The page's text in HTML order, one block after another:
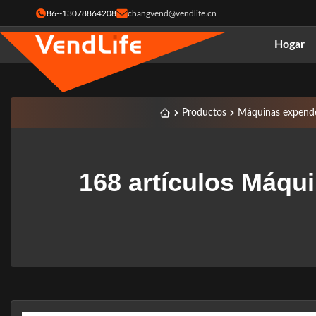
86--13078864208 changvend@vendlife.cn
Hogar
Productos Máquinas
168 artículos